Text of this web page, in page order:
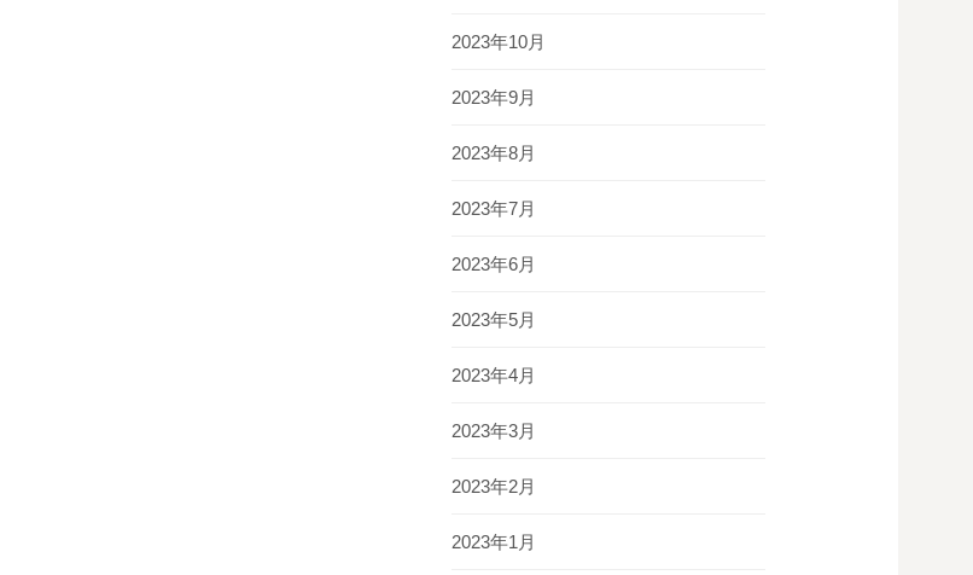
2023年10月
2023年9月
2023年8月
2023年7月
2023年6月
2023年5月
2023年4月
2023年3月
2023年2月
2023年1月